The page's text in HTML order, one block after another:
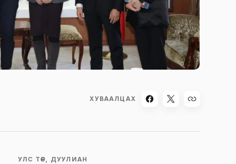
ХУВААЛЦАХ
УЛС ТӨР, ДУУЛИАН